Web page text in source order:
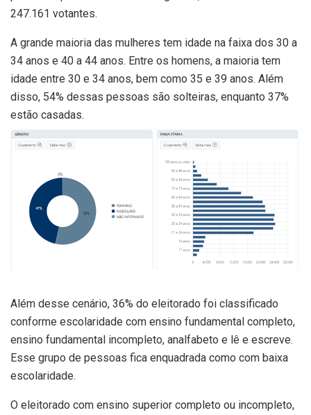
247.161 votantes.
A grande maioria das mulheres tem idade na faixa dos 30 a
34 anos e 40 a 44 anos. Entre os homens, a maioria tem
idade entre 30 e 34 anos, bem como 35 e 39 anos. Além
disso, 54% dessas pessoas são solteiras, enquanto 37%
estão casadas.
Além desse cenário, 36% do eleitorado foi classificado
conforme escolaridade com ensino fundamental completo,
ensino fundamental incompleto, analfabeto e lê e escreve.
Esse grupo de pessoas fica enquadrada como com baixa
escolaridade.
O eleitorado com ensino superior completo ou incompleto,